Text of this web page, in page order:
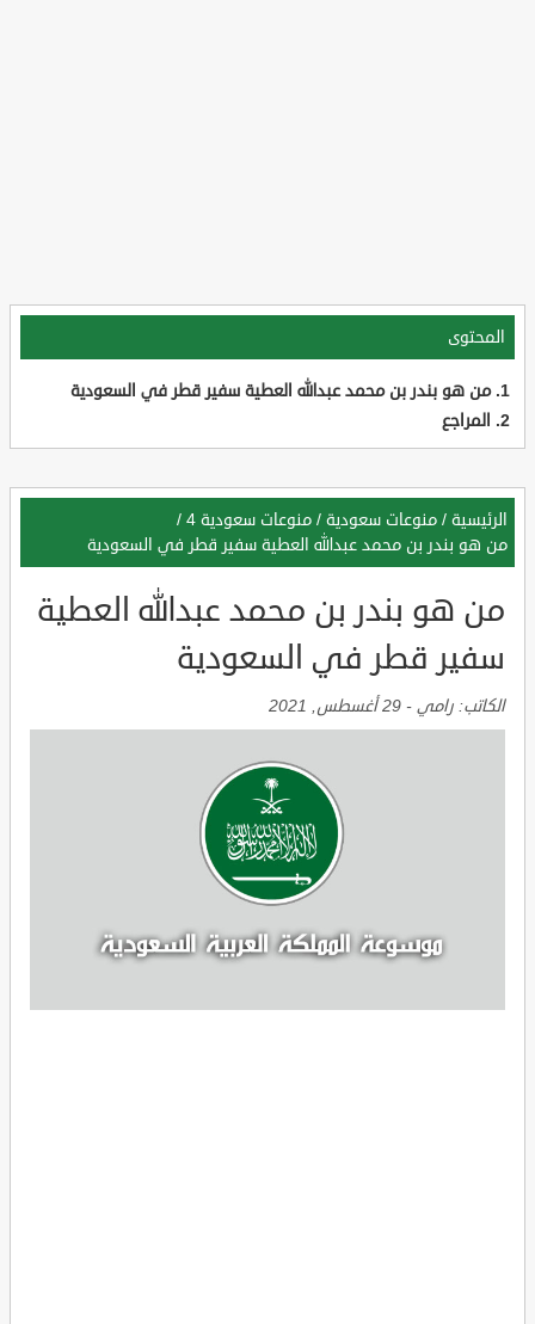
المحتوى
من هو بندر بن محمد عبدالله العطية سفير قطر في السعودية
المراجع
الرئيسية / منوعات سعودية / منوعات سعودية 4
/
من هو بندر بن محمد عبدالله العطية سفير قطر في السعودية
من هو بندر بن محمد عبدالله العطية
سفير قطر في السعودية
الكاتب: رامي - 29 أغسطس, 2021